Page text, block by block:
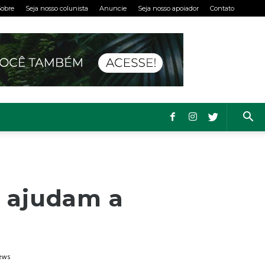
Seja nosso colunista Anuncie Seja nosso apoiador Contato
a